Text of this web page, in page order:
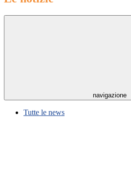
navigazione
Tutte le news